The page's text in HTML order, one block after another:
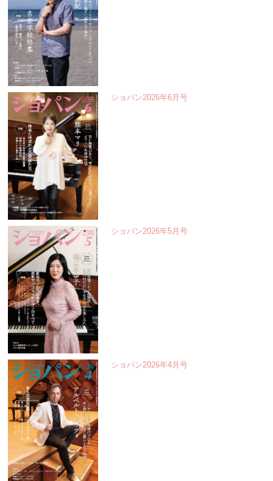
ショパン2026年6月号
ショパン2026年5月号
ショパン2026年4月号